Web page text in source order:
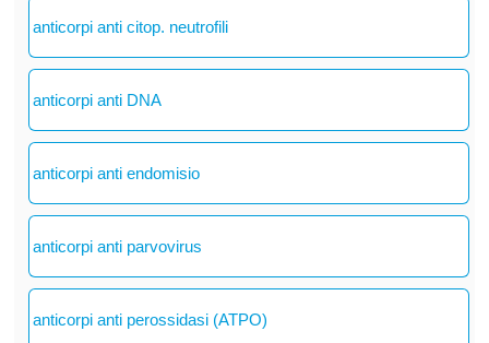
anticorpi anti citop. neutrofili
anticorpi anti DNA
anticorpi anti endomisio
anticorpi anti parvovirus
anticorpi anti perossidasi (ATPO)